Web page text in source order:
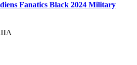
Fanatics Black 2024 Military